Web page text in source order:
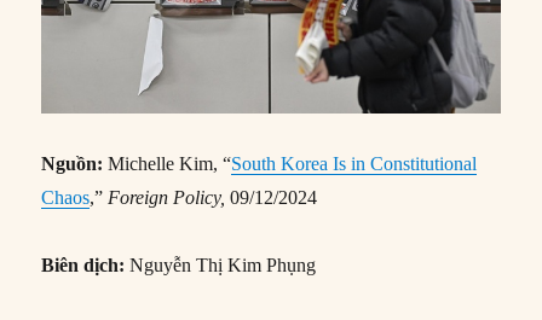
Nguồn: Michelle Kim, “South Korea Is in Constitutional
Chaos,” Foreign Policy, 09/12/2024
Biên dịch: Nguyễn Thị Kim Phụng